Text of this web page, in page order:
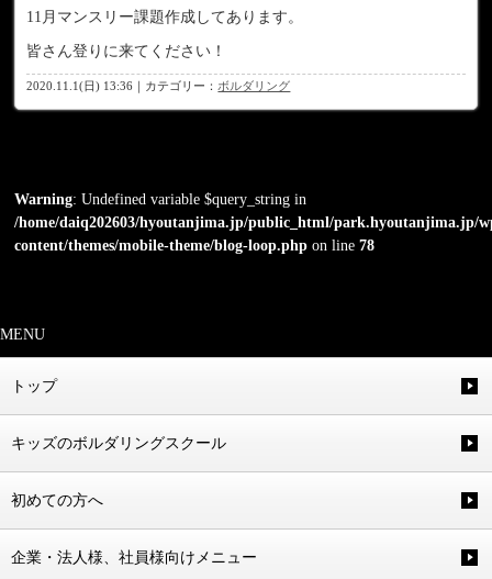
11月マンスリー課題作成してあります。
皆さん登りに来てください！
2020.11.1(日) 13:36｜カテゴリー： ボルダリング
Warning: Undefined variable $query_string in
/home/daiq202603/hyoutanjima.jp/public_html/park.hyoutanjima.jp/
content/themes/mobile-theme/blog-loop.php on line78
MENU
トップ
キッズのボルダリングスクール
初めての方へ
企業・法人様、社員様向けメニュー